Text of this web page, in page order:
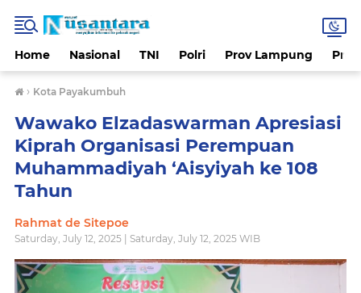
Home Nasional TNI Polri Prov Lampung
› Kota Payakumbuh
Wawako Elzadaswarman Apresiasi
Kiprah Organisasi Perempuan
Muhammadiyah ‘Aisyiyah ke 108
Tahun
Rahmat de Sitepoe
Saturday, July 12, 2025 | Saturday, July 12, 2025 WIB